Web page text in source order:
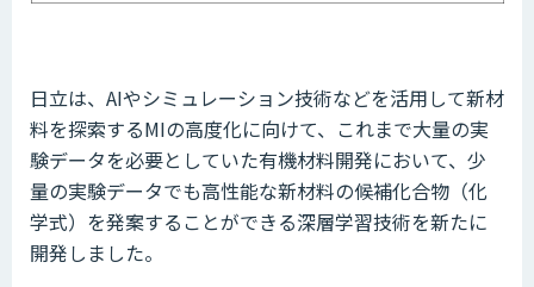
日立は、AIやシミュレーション技術などを活用して新材
料を探索するMIの高度化に向けて、これまで大量の実
験データを必要としていた有機材料開発において、少
量の実験データでも高性能な新材料の候補化合物（化
学式）を発案することができる深層学習技術を新たに
開発しました。